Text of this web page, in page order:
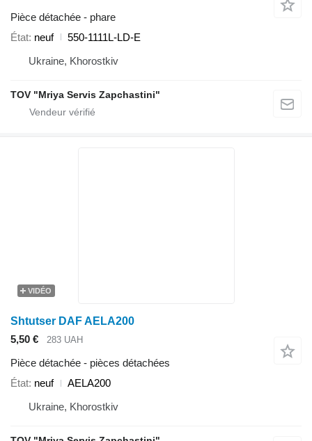
Pièce détachée - phare
État neuf
550-1111L-LD-E
Ukraine, Khorostkiv
TOV "Mriya Servis Zapchastini"
VIDÉO
Shtutser DAF AELA200
5,50 €
283 UAH
Pièce détachée - pièces détachées
État neuf
AELA200
Ukraine, Khorostkiv